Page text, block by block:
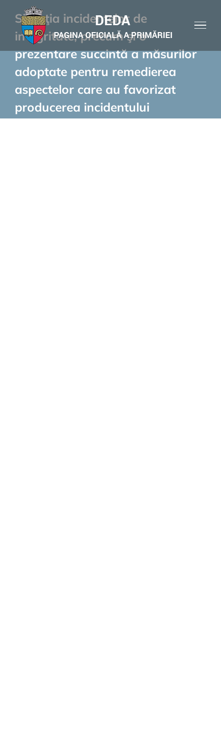
content
Situaţia incidentelor de
integritate, precum şi o
prezentare succintă a măsurilor
adoptate pentru remedierea
aspectelor care au favorizat
producerea incidentului